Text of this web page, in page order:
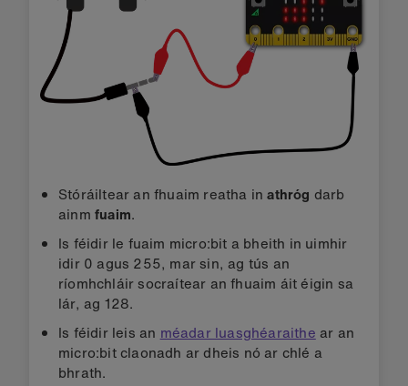
Stóráiltear an fhuaim reatha inathróg darb
ainm fuaim.
Is féidir le fuaim micro:bit a bheith in uimhir
idir 0 agus 255, mar sin, ag tús an
ríomhchláir socraítear an fhuaim áit éigin sa
lár, ag 128.
Is féidir leis an méadar luasghéaraithe ar an
micro:bit claonadh ar dheis nó ar chlé a
bhrath.